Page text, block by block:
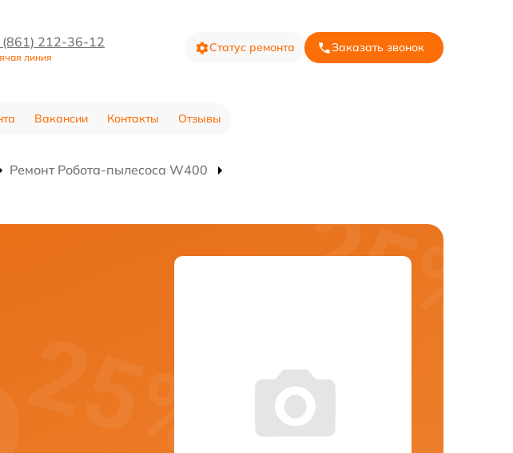
(861) 212-36-12
линия
Статус ремонта Заказать звонок
Вакансии Контакты Отзывы
Ремонт Робота-пылесоса W400